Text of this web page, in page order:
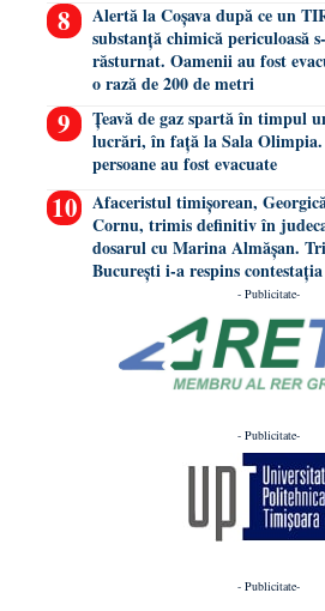
Alertă la Coșava după ce un
substanță chimică periculoasă
răsturnat. Oamenii au fost
o rază de 200 de metri
Țeavă de gaz spartă în timpul
lucrări, în față la Sala Olimpia.
persoane au fost evacuate
Afaceristul timișorean,
Cornu, trimis definitiv în
dosarul cu Marina Almășan.
București i-a respins contestația
- Publicitate-
- Publicitate-
- Publicitate-